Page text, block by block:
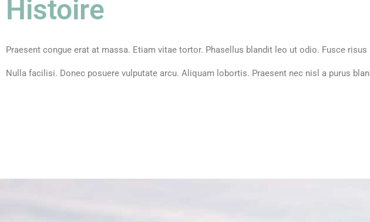
Histoire
Praesent congue erat at massa. Etiam vitae tortor. Phasellus blandit leo ut odio. Fusce
Nulla facilisi. Donec posuere vulputate arcu. Aliquam lobortis. Praesent nec nisl a purus